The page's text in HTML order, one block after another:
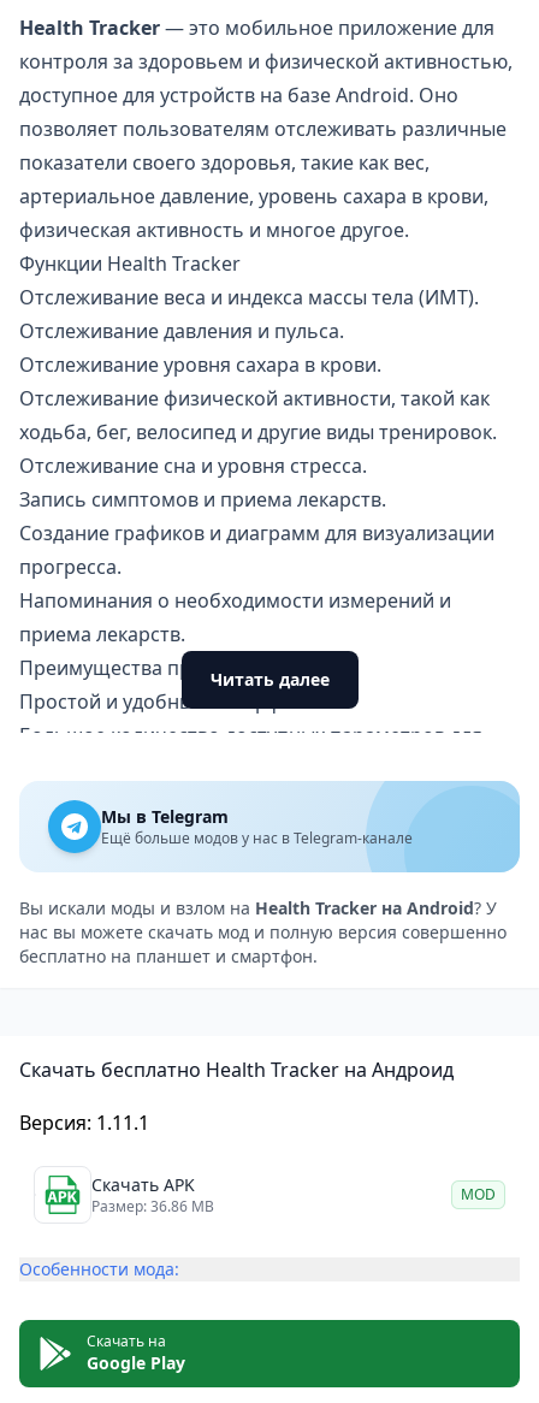
Health Tracker— это мобильное приложение для
контроля за здоровьем и физической активностью,
доступное для устройств на базе Android. Оно
позволяет пользователям отслеживать различные
показатели своего здоровья, такие как вес,
артериальное давление, уровень сахара в крови,
физическая активность и многое другое.
Функции Health Tracker
Отслеживание веса и индекса массы тела (ИМТ).
Отслеживание давления и пульса.
Отслеживание уровня сахара в крови.
Отслеживание физической активности, такой как
ходьба, бег, велосипед и другие виды тренировок.
Отслеживание сна и уровня стресса.
Запись симптомов и приема лекарств.
Создание графиков и диаграмм для визуализации
прогресса.
Напоминания о необходимости измерений и
приема лекарств.
Преимущества приложения
Простой и удобный интерфейс.
Большое количество доступных параметров для
Возможность синхронизации с другими
устройствами и приложениями.
Напоминания о необходимости измерений и
приема лекарств.
Возможность создания резервных копий данных и
экспорта в различные форматы.
функций для отслеживания определенных
Необходимость в ручном вводе некоторых данных,
что может быть неудобно для некоторых
пользователей.
достигайте своих целей с помощью этого
Health Tracker — это удобное приложение для
отслеживания здоровья и физической активности.
Читать далее
Мы в Telegram
Ещё больше модов у нас в Telegram-канале
Вы искали моды и взлом на Health Tracker на Android? У
нас вы можете скачать мод и полную версия совершенно
бесплатно на планшет и смартфон.
Скачать бесплатно Health Tracker на Андроид
Версия: 1.11.1
Скачать APK
Размер: 36.86 MB
MOD
Особенности мода:
Скачать на
Google Play